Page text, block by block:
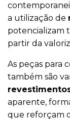
a utilização de
potencializam
partir da
As peças para
também são
aparente,
que reforçam